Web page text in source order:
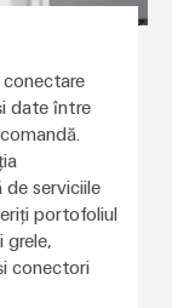
date între
serviciile
portofoliul
grele,
conectori